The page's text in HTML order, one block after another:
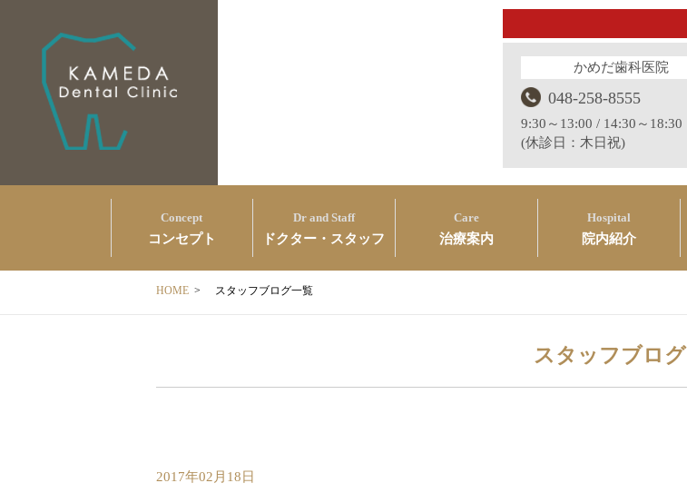
かめだ歯科医院
048-258-8555
9:30～13:00 / 14:30～18:30
(休診日：木日祝)
Concept
コンセプト
Dr and Staff
ドクター・スタッフ
Care
治療案内
Hospital
院内紹介
HOME > スタッフブログ一覧
スタッフブログ
2017年02月18日